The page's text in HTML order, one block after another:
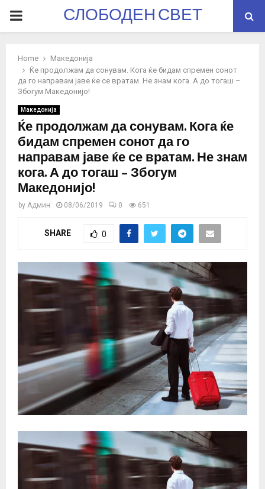
PRIMARYСЛОБОДЕН СВЕТ
Home
Македонија
Ќе продолжам да сонувам. Кога ќе бидам спремен сонот
да го направам јаве ќе се вратам. Не знам кога. А до тогаш –
Збогум Македонијо!
Македонија
Ќе продолжам да сонувам. Кога ќе
бидам спремен сонот да го
направам јаве ќе се вратам. Не знам
кога. А до тогаш – Збогум
Македонијо!
by Админ 08/06/2019 0 651
SHARE 0